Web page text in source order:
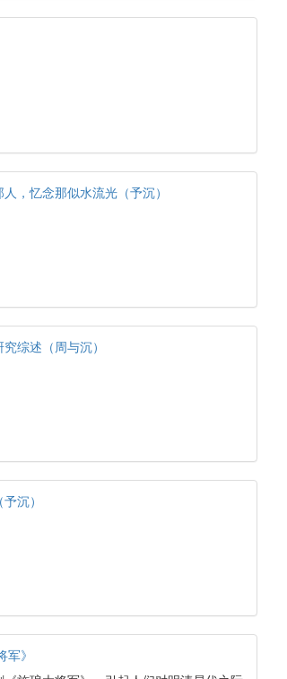
，忆念那似水流光（予沉）
综述（周与沉）
沉）
》